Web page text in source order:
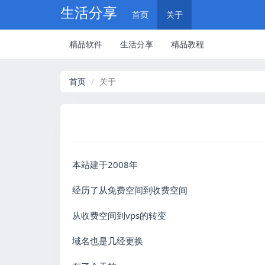
生活分享 首页 关于
精品软件 生活分享 精品教程
首页 关于
本站建于2008年
经历了从免费空间到收费空间
从收费空间到vps的转变
域名也是几经更换